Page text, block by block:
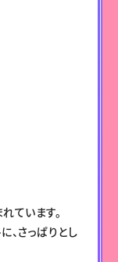
ています。
、さっぱりとし